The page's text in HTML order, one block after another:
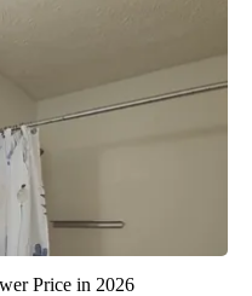
Price in 2026